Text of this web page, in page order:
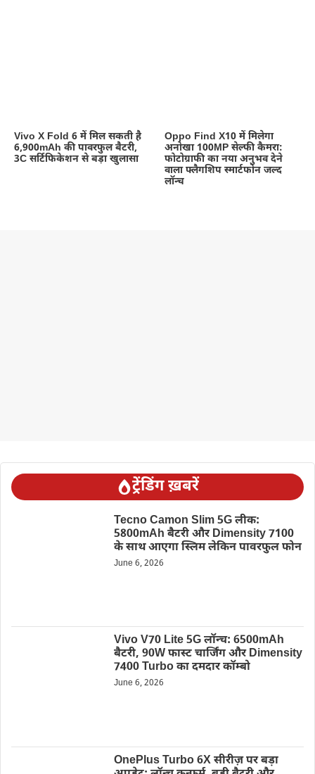
Vivo X Fold 6 में मिल सकती है
6,900mAh की पावरफुल बैटरी,
3C सर्टिफिकेशन से बड़ा खुलासा
Oppo Find X10 में मिलेगा
अनोखा 100MP सेल्फी कैमरा:
फोटोग्राफी का नया अनुभव देने
वाला फ्लैगशिप स्मार्टफोन जल्द
लॉन्च
ट्रेंडिंग ख़बरें
Tecno Camon Slim 5G लीक:
5800mAh बैटरी और Dimensity 7100
के साथ आएगा स्लिम लेकिन पावरफुल फोन
June 6, 2026
Vivo V70 Lite 5G लॉन्च: 6500mAh
बैटरी, 90W फास्ट चार्जिंग और Dimensity
7400 Turbo का दमदार कॉम्बो
June 6, 2026
OnePlus Turbo 6X सीरीज़ पर बड़ा